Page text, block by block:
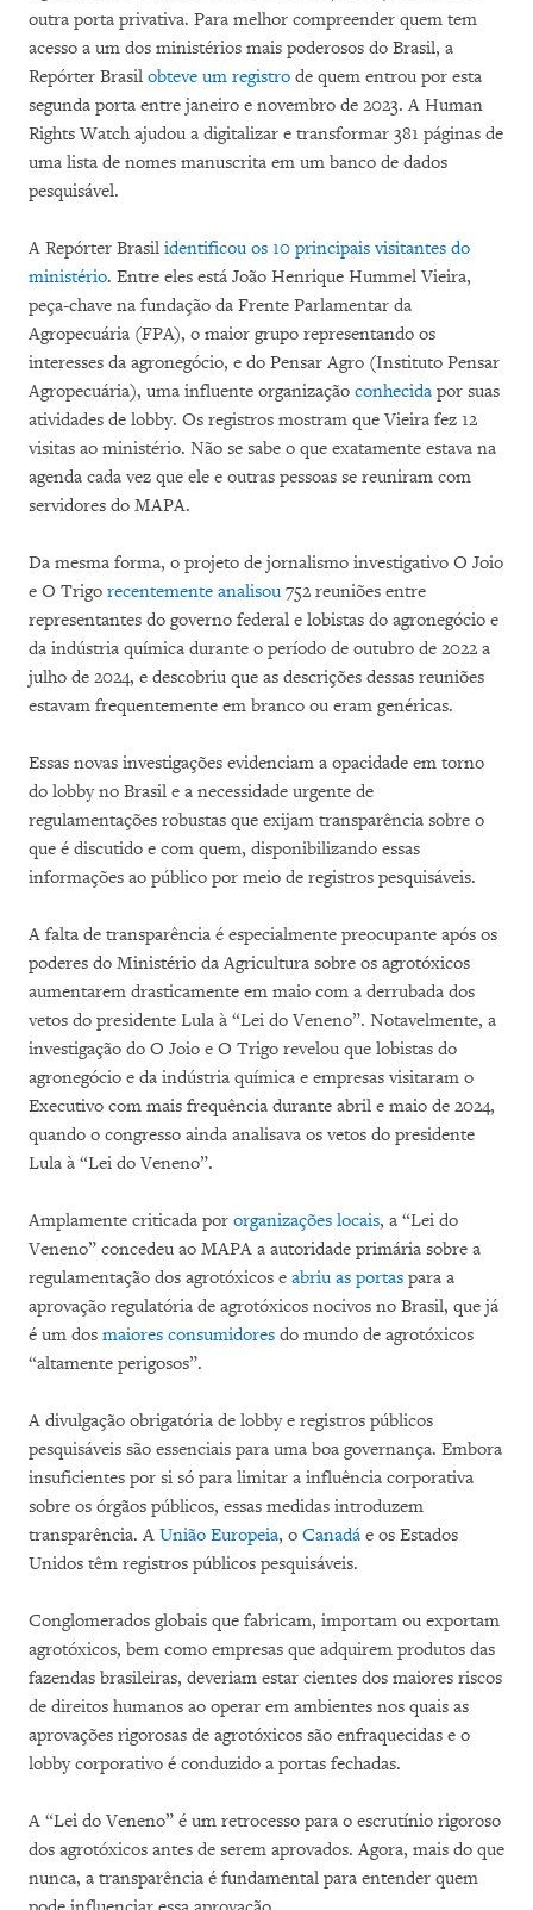
outra porta privativa. Para melhor compreender quem tem
acesso a um dos ministérios mais poderosos do Brasil, a
Repórter Brasil obteve um registro de quem entrou por esta
segunda porta entre janeiro e novembro de 2023. A Human
Rights Watch ajudou a digitalizar e transformar 381 páginas de
uma lista de nomes manuscrita em um banco de dados
pesquisável.
A Repórter Brasil identificou os 10 principais visitantes do
ministério. Entre eles está João Henrique Hummel Vieira,
peça-chave na fundação da Frente Parlamentar da
Agropecuária (FPA), o maior grupo representando os
interesses da agronegócio, e do Pensar Agro (Instituto Pensar
Agropecuária), uma influente organização conhecida por suas
atividades de lobby. Os registros mostram que Vieira fez 12
visitas ao ministério. Não se sabe o que exatamente estava na
agenda cada vez que ele e outras pessoas se reuniram com
servidores do MAPA.
Da mesma forma, o projeto de jornalismo investigativo O Joio
e O Trigo recentemente analisou752 reuniões entre
representantes do governo federal e lobistas do agronegócio e
da indústria química durante o período de outubro de 2022 a
julho de 2024, e descobriu que as descrições dessas reuniões
estavam frequentemente em branco ou eram genéricas.
Essas novas investigações evidenciam a opacidade em torno
do lobby no Brasil e a necessidade urgente de
regulamentações robustas que exijam transparência sobre o
que é discutido e com quem, disponibilizando essas
informações ao público por meio de registros pesquisáveis.
A falta de transparência é especialmente preocupante após os
poderes do Ministério da Agricultura sobre os agrotóxicos
aumentarem drasticamente em maio com a derrubada dos
vetos do presidente Lula à “Lei do Veneno”. Notavelmente, a
investigação do O Joio e O Trigo revelou que lobistas do
agronegócio e da indústria química e empresas visitaram o
Executivo com mais frequência durante abril e maio de 2024,
quando o congresso ainda analisava os vetos do presidente
Lula à “Lei do Veneno”.
Amplamente criticada por organizações locais, a “Lei do
Veneno” concedeu ao MAPA a autoridade primária sobre a
regulamentação dos agrotóxicos e abriu as portas para a
aprovação regulatória de agrotóxicos nocivos no Brasil, que já
é um dos maiores consumidores do mundo de agrotóxicos
“altamente perigosos”.
A divulgação obrigatória de lobby e registros públicos
pesquisáveis são essenciais para uma boa governança. Embora
insuficientes por si só para limitar a influência corporativa
sobre os órgãos públicos, essas medidas introduzem
transparência. A União Europeia, o Canadá e os Estados
Unidos têm registros públicos pesquisáveis.
Conglomerados globais que fabricam, importam ou exportam
agrotóxicos, bem como empresas que adquirem produtos das
fazendas brasileiras, deveriam estar cientes dos maiores riscos
de direitos humanos ao operar em ambientes nos quais as
aprovações rigorosas de agrotóxicos são enfraquecidas e o
lobby corporativo é conduzido a portas fechadas.
A “Lei do Veneno” é um retrocesso para o escrutínio rigoroso
dos agrotóxicos antes de serem aprovados. Agora, mais do que
nunca, a transparência é fundamental para entender quem